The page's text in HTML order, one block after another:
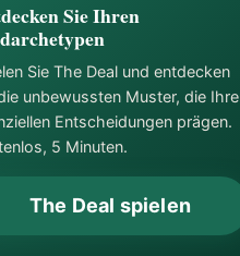
Sie Ihren
Sie The Deal und entdecken
unbewussten Muster, die Ihre
Entscheidungen prägen.
5 Minuten.
The Deal spielen